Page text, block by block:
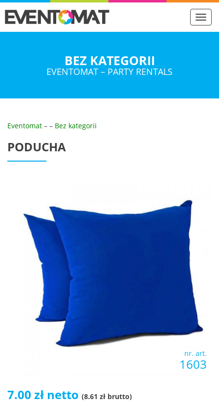
BEZ KATEGORII
EVENTOMAT – PARTY RENTALS
Eventomat – – Bez kategorii
PODUCHA
nr. art.
1603
7.00 zł netto (8.61 zł brutto)